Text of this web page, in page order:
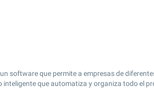
software que permite a empresas de
que automatiza y organiza todo el